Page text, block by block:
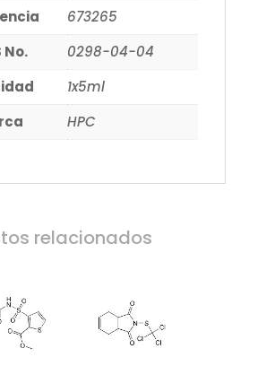
673265
No.
0298-04-04
1x5ml
HPC
relacionados